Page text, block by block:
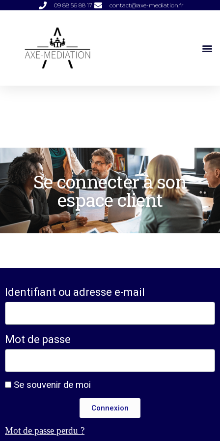
09 88 56 88 17 contact@axe-mediation.fr
Se connecter à son
espace client
Identifiant ou adresse e-mail
Mot de passe
Se souvenir de moi
Connexion
Mot de passe perdu ?